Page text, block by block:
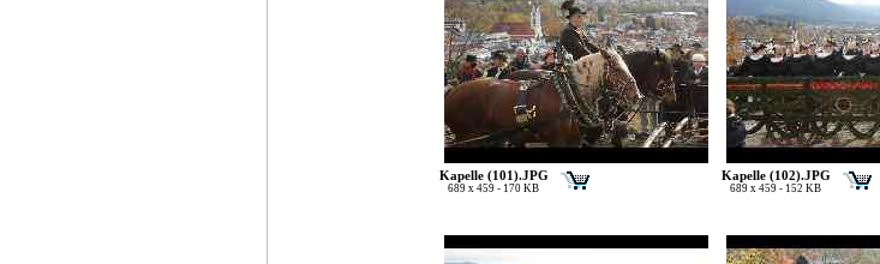
Kapelle (101).JPG
689 x 459 - 170 KB
Kapelle (102).JPG
689 x 459 - 152 KB